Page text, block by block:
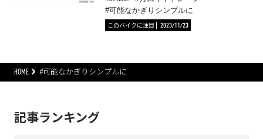
可能なかぎりシンプルに
このバイクに注目
2023/11/23
HOME #可能なかぎりシンプルに
記事ランキング